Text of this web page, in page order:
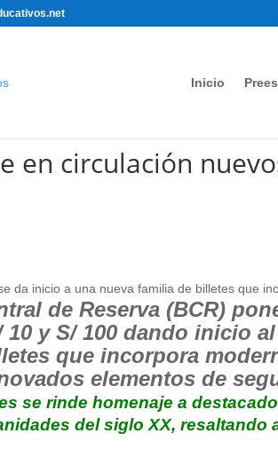
Inicio
en circulación
da inicio a una nueva familia de billetes que
de Reserva (BCR)
10 y S/ 100 dando inicio
que incorpora
elementos de
se rinde homenaje a
del siglo XX, resaltando